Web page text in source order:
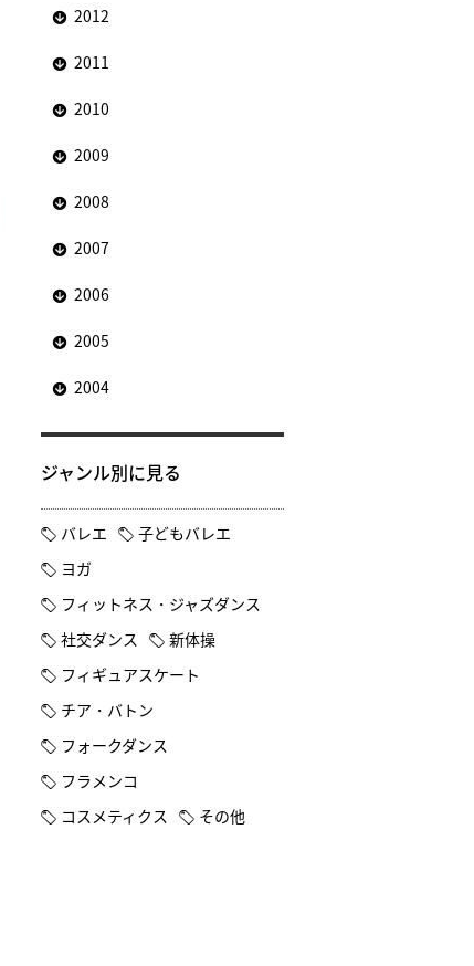
2012
2011
2010
2009
2008
2007
2006
2005
2004
ジャンル別に見る
バレエ
子どもバレエ
ヨガ
フィットネス・ジャズダンス
社交ダンス
新体操
フィギュアスケート
チア・バトン
フォークダンス
フラメンコ
コスメティクス
その他